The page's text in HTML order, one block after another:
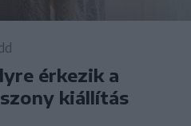
érkezik a
kiállítás